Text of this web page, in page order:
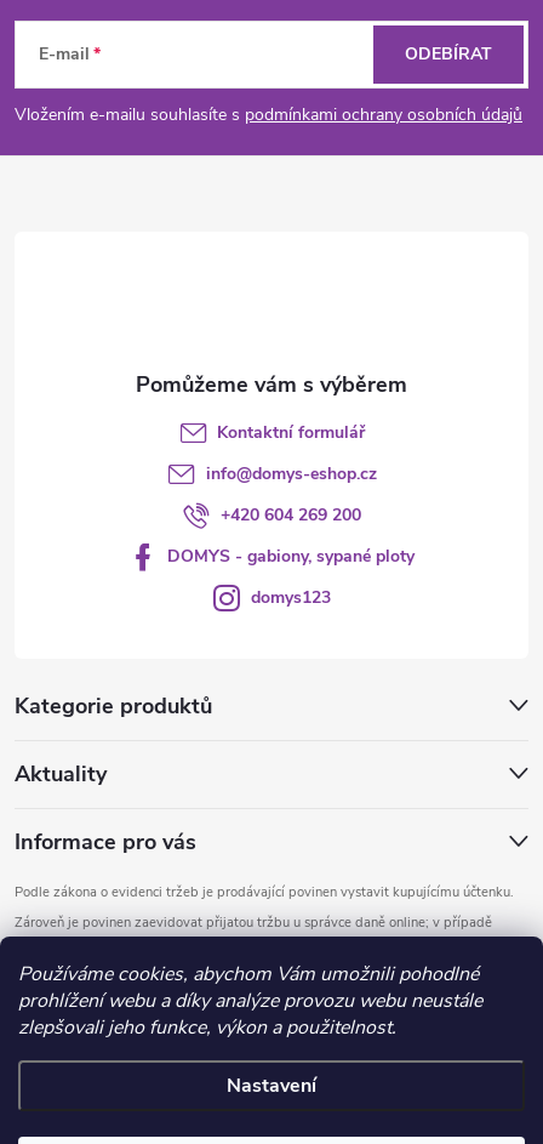
Používáme cookies, abychom Vám umožnili pohodlné
prohlížení webu a díky analýze provozu webu neustále
zlepšovali jeho funkce, výkon a použitelnost.
Nastavení
p
a
E-mail
Vložením e-mailu souhlasíte s podmínkami ochrany osobních údajů
ODEBÍRAT
Kategorie produktů
Aktuality
Informace pro vás
Podle zákona o evidenci tržeb je prodávající povinen vystavit kupujícímu účtenku.
Zároveň je povinen zaevidovat přijatou tržbu u správce daně online; v případě
Kontaktní formulář
info@domys-eshop.cz
+420 604 269 200
DOMYS - gabiony, sypané ploty
domys123
Vytvořil Shoptet
Copyright 2026DOMYS. Všechna práva vyhrazena.